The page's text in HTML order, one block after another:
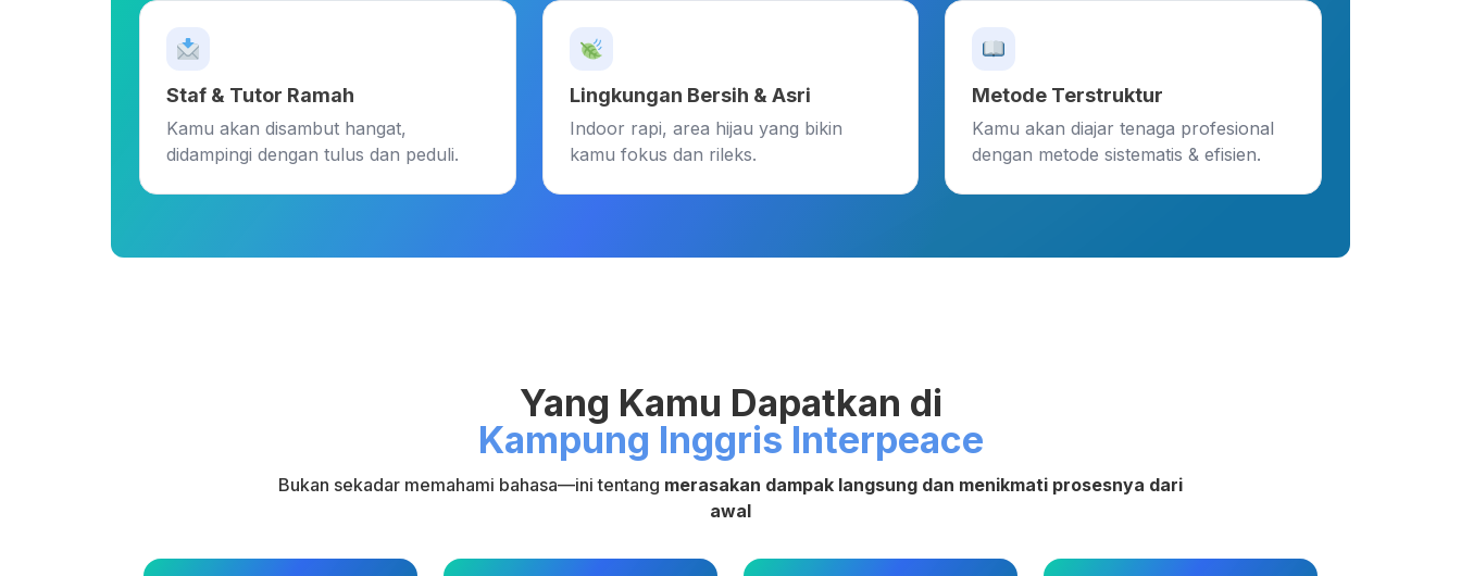
Staf & Tutor Ramah
Kamu akan disambut hangat,
didampingi dengan tulus dan peduli.
Lingkungan Bersih & Asri
Indoor rapi, area hijau yang bikin
kamu fokus dan rileks.
Metode Terstruktur
Kamu akan diajar tenaga profesional
dengan metode sistematis & efisien.
Yang Kamu Dapatkan di
Kampung Inggris Interpeace
Bukan sekadar memahami bahasa—ini tentang merasakan dampak langsung dan menikmati prosesnya dari
awal